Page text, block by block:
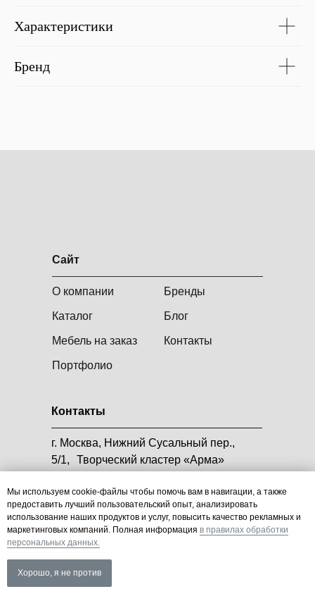
Мы используем cookie-файлы чтобы помочь вам в навигации, а также
предоставить лучший пользовательский опыт, анализировать
использование наших продуктов и услуг, повысить качество рекламных и
маркетинговых компаний. Полная информация в правилах обработки
персональных данных.
Хорошо, я не против
Характеристики
Бренд
Сайт
Контакты
О компании
Каталог
Мебель на заказ
Портфолио
Бренды
Блог
Контакты
г. Москва, Нижний Сусальный пер.,
5/1, Творческий кластер «Арма»
Пн - Пт | 10:00 - 19:00
+7 (499) 638-27-41
hi@look-office.ru
Политика конфиденциальности